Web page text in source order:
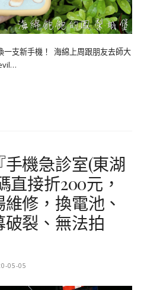
一支新手機！ 海綿上周跟朋友去師大
機急診室(東湖
直接折200元，
修，換電池、
裂、無法拍
05-05